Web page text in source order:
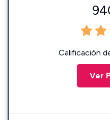
Calificación
Ver